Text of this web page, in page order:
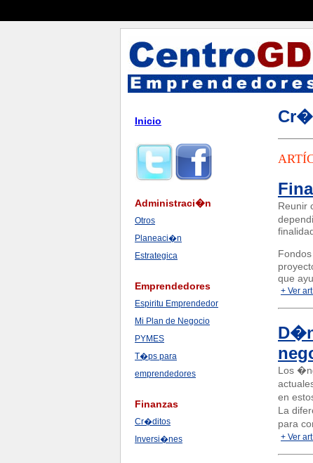
Inicio
Administraci�n
Otros
Planeaci�n
Estrategica
Emprendedores
Espiritu Emprendedor
Mi Plan de Negocio
PYMES
T�ps para
emprendedores
Finanzas
Cr�ditos
Inversi�nes
Reunir
que
+ Ver
Los
en
La
para
+ Ver